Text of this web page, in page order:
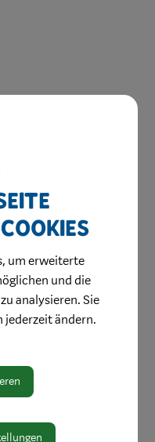
um erweiterte
und die
analysieren. Sie
jederzeit ändern.